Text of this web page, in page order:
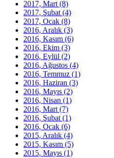
2017, Mart (8)
2017, Şubat (4)
2017, Ocak (8)
2016, Aralık (3)
2016, Kasım (6)
2016, Ekim (3)
2016, Eylül (2)
2016, Ağustos (4)
2016, Temmuz (1)
2016, Haziran (3)
2016, Mayıs (2)
2016, Nisan (1)
2016, Mart (7)
2016, Şubat (1)
2016, Ocak (6)
2015, Aralık (4)
2015, Kasım (5)
2015, Mayıs (1)